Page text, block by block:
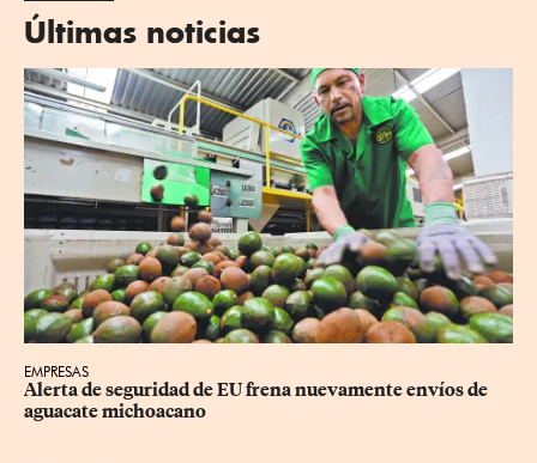
Últimas noticias
EMPRESAS
Alerta de seguridad de EU frena nuevamente envíos de
aguacate michoacano